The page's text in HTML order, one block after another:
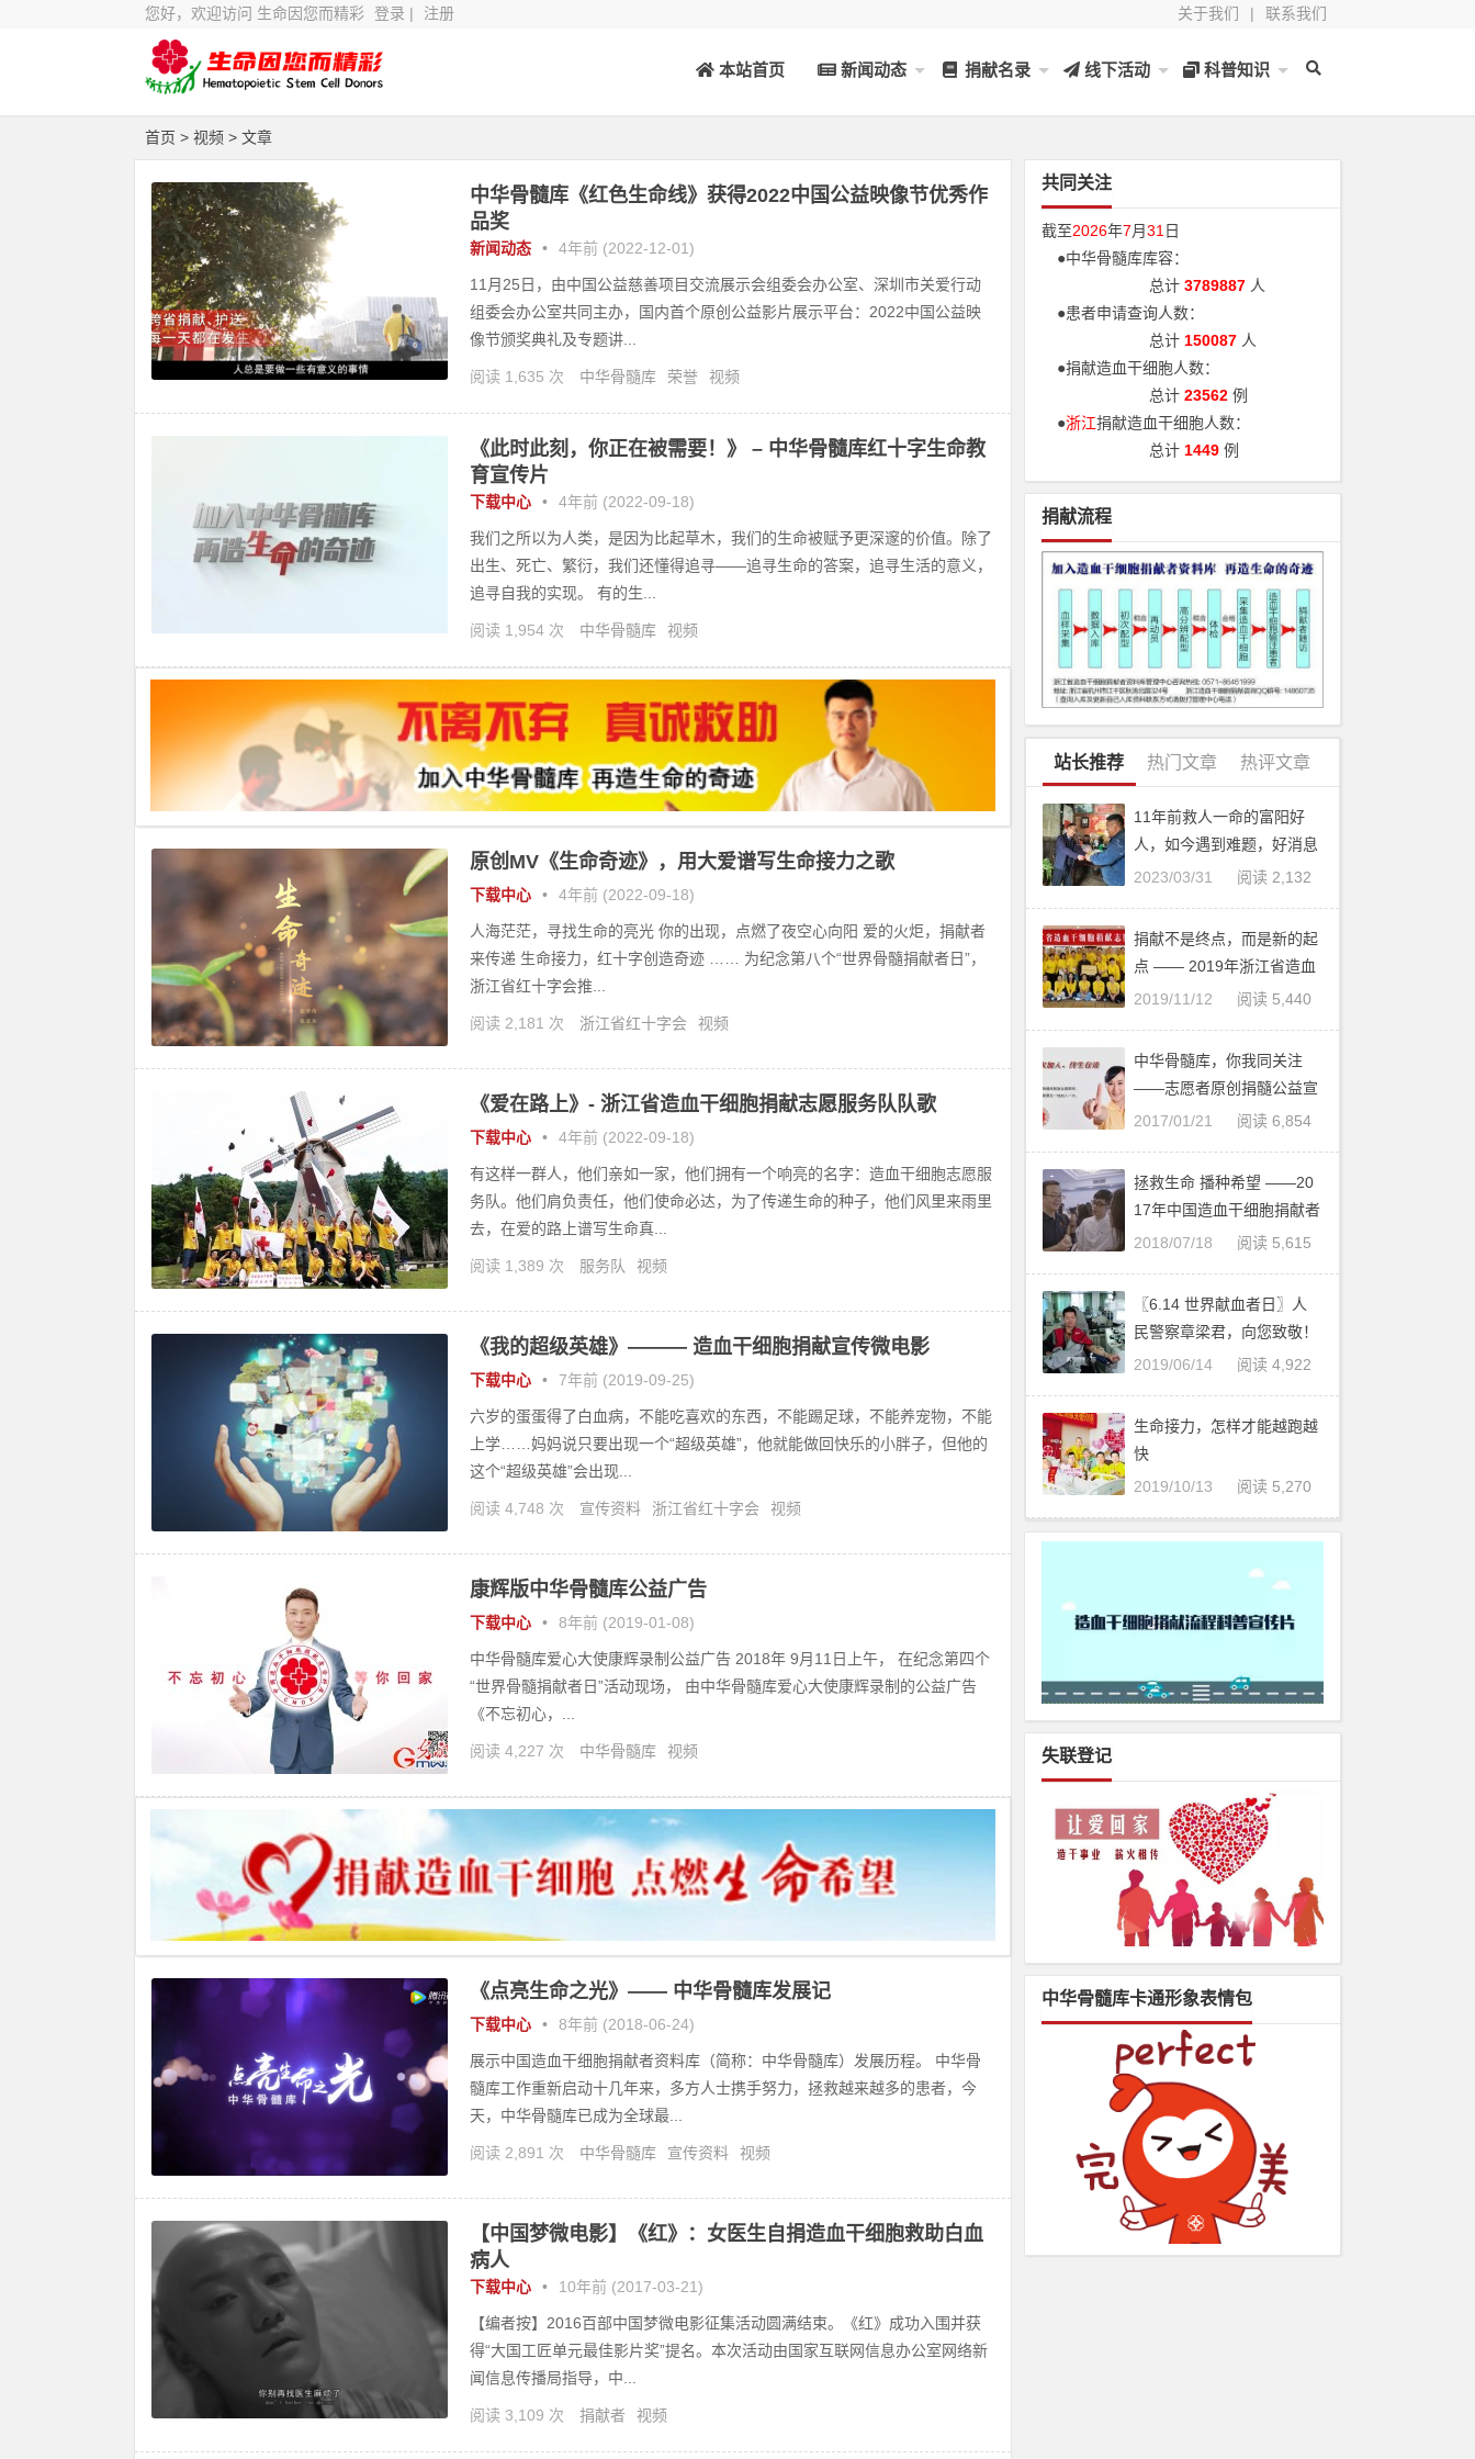
您好，欢迎访问 生命因您而精彩 登录 | 注册 关于我们 | 联系我们
本站首页 新闻动态 捐献名录 线下活动 科普知识
首页 > 视频 > 文章
中华骨髓库《红色生命线》获得2022中国公益映像节优秀作
品奖
新闻动态 • 4年前 (2022-12-01)
11月25日，由中国公益慈善项目交流展示会组委会办公室、深圳市关爱行动
组委会办公室共同主办，国内首个原创公益影片展示平台：2022中国公益映
像节颁奖典礼及专题讲...
阅读 1,635 次 中华骨髓库 荣誉 视频
《此时此刻，你正在被需要！》 – 中华骨髓库红十字生命教
育宣传片
下载中心 • 4年前 (2022-09-18)
我们之所以为人类，是因为比起草木，我们的生命被赋予更深邃的价值。除了
出生、死亡、繁衍，我们还懂得追寻——追寻生命的答案，追寻生活的意义，
追寻自我的实现。 有的生...
阅读 1,954 次 中华骨髓库 视频
原创MV《生命奇迹》，用大爱谱写生命接力之歌
下载中心 • 4年前 (2022-09-18)
人海茫茫，寻找生命的亮光 你的出现，点燃了夜空心向阳 爱的火炬，捐献者
来传递 生命接力，红十字创造奇迹 …… 为纪念第八个“世界骨髓捐献者日”，
浙江省红十字会推...
阅读 2,181 次 浙江省红十字会 视频
《爱在路上》- 浙江省造血干细胞捐献志愿服务队队歌
下载中心 • 4年前 (2022-09-18)
有这样一群人，他们亲如一家，他们拥有一个响亮的名字：造血干细胞志愿服
务队。他们肩负责任，他们使命必达，为了传递生命的种子，他们风里来雨里
去，在爱的路上谱写生命真...
阅读 1,389 次 服务队 视频
《我的超级英雄》——— 造血干细胞捐献宣传微电影
下载中心 • 7年前 (2019-09-25)
六岁的蛋蛋得了白血病，不能吃喜欢的东西，不能踢足球，不能养宠物，不能
上学……妈妈说只要出现一个“超级英雄”，他就能做回快乐的小胖子，但他的
这个“超级英雄”会出现...
阅读 4,748 次 宣传资料 浙江省红十字会 视频
康辉版中华骨髓库公益广告
下载中心 • 8年前 (2019-01-08)
中华骨髓库爱心大使康辉录制公益广告 2018年 9月11日上午， 在纪念第四个
“世界骨髓捐献者日”活动现场， 由中华骨髓库爱心大使康辉录制的公益广告
《不忘初心，...
阅读 4,227 次 中华骨髓库 视频
《点亮生命之光》—— 中华骨髓库发展记
下载中心 • 8年前 (2018-06-24)
展示中国造血干细胞捐献者资料库（简称：中华骨髓库）发展历程。 中华骨
髓库工作重新启动十几年来，多方人士携手努力，拯救越来越多的患者，今
天，中华骨髓库已成为全球最...
阅读 2,891 次 中华骨髓库 宣传资料 视频
【中国梦微电影】《红》：女医生自捐造血干细胞救助白血
病人
下载中心 • 10年前 (2017-03-21)
【编者按】2016百部中国梦微电影征集活动圆满结束。《红》成功入围并获
得“大国工匠单元最佳影片奖”提名。本次活动由国家互联网信息办公室网络新
闻信息传播局指导，中...
阅读 3,109 次 捐献者 视频
共同关注
截至2026年7月31 日
●中华骨髓库库容：
总计3789887 人
●患者申请查询人数：
总计 150087 人
●捐献造血干细胞人数：
总计23562 例
●浙江捐献造血干细胞人数：
总计 1449 例
捐献流程
站长推荐 热门文章 热评文章
11年前救人一命的富阳好
人，如今遇到难题，好消息
是 ……
阅读 2,132
2023/03/31
捐献不是终点，而是新的起
点 —— 2019年浙江省造血
干细胞捐献志愿服务培训圆
阅读 5,440
2019/11/12
中华骨髓库，你我同关注
——志愿者原创捐髓公益宣
传画一组
阅读 6,854
2017/01/21
拯救生命 播种希望 ——20
17年中国造血干细胞捐献者
资料库管理中心工作综述
阅读 5,615
2018/07/18
〖6.14 世界献血者日〗人
民警察章梁君，向您致敬！
阅读 4,922
2019/06/14
生命接力，怎样才能越跑越
快
阅读 5,270
2019/10/13
失联登记
中华骨髓库卡通形象表情包